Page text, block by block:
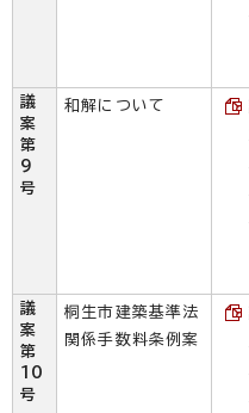
議
案
第
9
号
和解について
議
案
第
10
号
桐生市建築基準法
関係手数料条例案